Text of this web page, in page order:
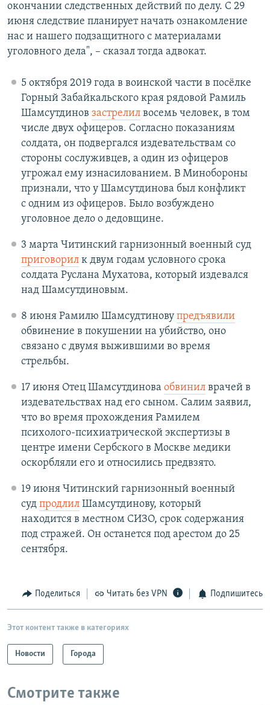
окончании следственных действий по делу. С 29
июня следствие планирует начать ознакомление
нас и нашего подзащитного с материалами
уголовного дела", – сказал тогда адвокат.
5 октября 2019 года в воинской части в посёлке
Горный Забайкальского края рядовой Рамиль
Шамсутдинов застрелилвосемь человек, в том
числе двух офицеров. Согласно показаниям
солдата, он подвергался издевательствам со
стороны сослуживцев, а один из офицеров
угрожал ему изнасилованием. В Минобороны
признали, что у Шамсутдинова был конфликт
с одним из офицеров. Было возбуждено
уголовное дело о дедовщине.
3 марта Читинский гарнизонный военный суд
приговорилк двум годам условного срока
солдата Руслана Мухатова, который издевался
над Шамсутдиновым.
8 июня Рамилю Шамсудтинову предъявили
обвинение в покушении на убийство, оно
связано с двумя выжившими во время
стрельбы.
17 июня Отец Шамсутдинова обвинилврачей в
издевательствах над его сыном. Салим заявил,
что во время прохождения Рамилем
психолого-психиатрической экспертизы в
центре имени Сербского в Москве медики
оскорбляли его и относились предвзято.
19 июня Читинский гарнизонный военный
суд продлилШамсутдинову, который
находится в местном СИЗО, срок содержания
под стражей. Он останется под арестом до 25
сентября.
Поделиться Читать без VPN Подпишитесь
Этот контент также в категориях
Новости Города
Смотрите также